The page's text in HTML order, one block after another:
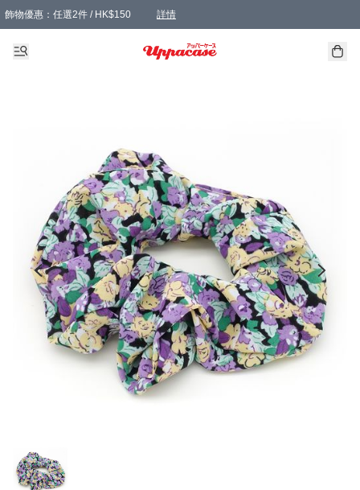
飾物優惠：任選2件 / HK$150 詳情
髮飾優惠：任選2件 / HK$100 詳情
精選襪子優惠：任選3對 / HK$115 詳情
滿額免運：本地訂單滿港幣350元可享免運費優惠